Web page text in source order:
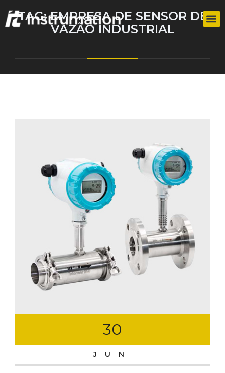
TAG:EMPRESA DE SENSOR DE
VAZÃO INDUSTRIAL
30
JUN